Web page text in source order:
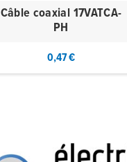
Câble coaxial 17VATCA-
PH
0,47 €